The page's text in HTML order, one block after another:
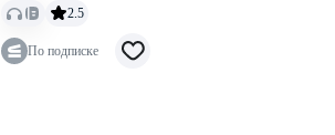
2.5
По подписке